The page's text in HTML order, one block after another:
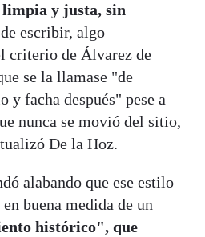
y justa, sin
escribir, algo
criterio de Álvarez de
se la llamase "de
y facha después" pese a
nunca se movió del sitio,
De la Hoz.
alabando que ese estilo
buena medida de un
histórico", que